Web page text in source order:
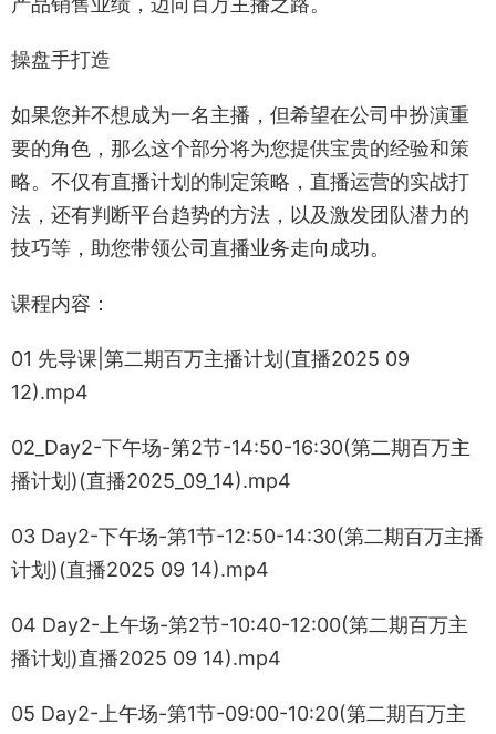
操盘手打造
如果您并不想成为一名主播，但希望在公司中扮演重
要的角色，那么这个部分将为您提供宝贵的经验和策
略。不仅有直播计划的制定策略，直播运营的实战打
法，还有判断平台趋势的方法，以及激发团队潜力的
技巧等，助您带领公司直播业务走向成功。
课程内容：
01 先导课|第二期百万主播计划(直播2025 09
12).mp4
02_Day2-下午场-第2节-14:50-16:30(第二期百万主
播计划)(直播2025_09_14).mp4
03 Day2-下午场-第1节-12:50-14:30(第二期百万主播
计划)(直播2025 09 14).mp4
04 Day2-上午场-第2节-10:40-12:00(第二期百万主
播计划)直播2025 09 14).mp4
05 Day2-上午场-第1节-09:00-10:20(第二期百万主